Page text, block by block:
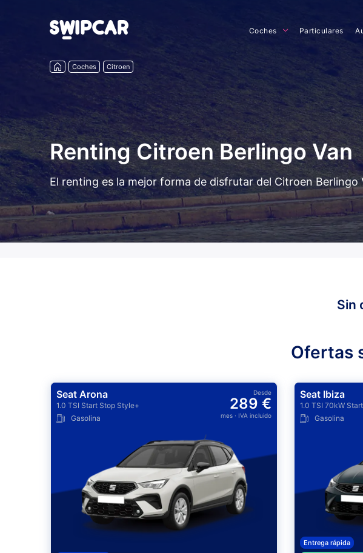
Coches Particulares
Coches Citroen
Renting Citroen Berlingo Van
El renting es la mejor forma de disfrutar del Citroen
Sin
Ofertas
Seat Arona
1.0 TSI Start Stop Style+
Gasolina
Desde
289 €
mes· IVA incluido
Seat Ibiza
1.0 TSI 70kW
Gasolina
Entrega rápida